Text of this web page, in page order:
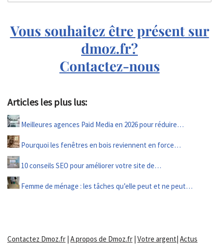
Vous souhaitez être présent sur
dmoz.fr?
Contactez-nous
Articles les plus lus:
Meilleures agences Paid Media en 2026 pour réduire…
Pourquoi les fenêtres en bois reviennent en force…
10 conseils SEO pour améliorer votre site de…
Femme de ménage : les tâches qu’elle peut et ne peut…
Contactez Dmoz.fr | A propos de Dmoz.fr | Votre argent| Actus